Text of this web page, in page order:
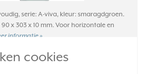
cookies
serie: A-viva, kleur: smaragdgroen.
x 303 x 10 mm. Voor horizontale en
informatie »